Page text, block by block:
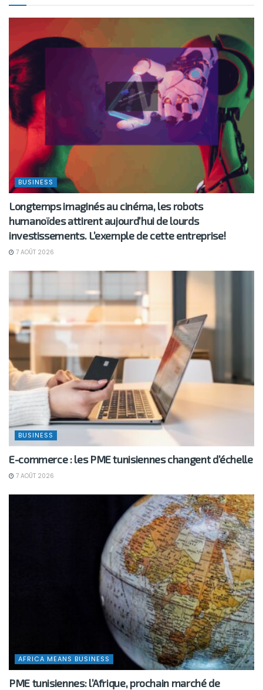
BUSINESS
Longtemps imaginés au cinéma, les robots
humanoïdes attirent aujourd’hui de lourds
investissements. L’exemple de cette entreprise!
7 AOÛT 2026
BUSINESS
E-commerce : les PME tunisiennes changent d’échelle
7 AOÛT 2026
AFRICA MEANS BUSINESS
PME tunisiennes: l’Afrique, prochain marché de